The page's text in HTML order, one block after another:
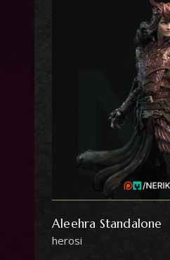
Aleehra Standalone
herosi